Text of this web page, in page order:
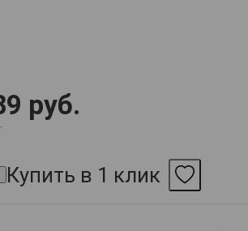
руб.
Купить в 1 клик